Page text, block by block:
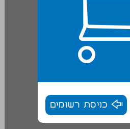
כניסת רשומים